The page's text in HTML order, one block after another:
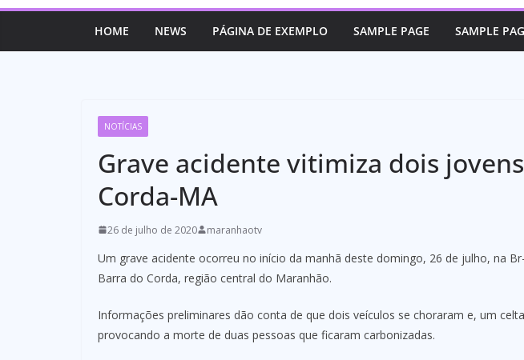
HOME NEWS PÁGINA DE EXEMPLO SAMPLE PAGE SAMPLE
NOTÍCIAS
Grave acidente vitimiza dois
Corda-MA
26 de julho de 2020 maranhaotv
Um grave acidente ocorreu no início da manhã deste domingo, 26 de julho, na
Barra do Corda, região central do Maranhão.
Informações preliminares dão conta de que dois veículos se choraram e, um
provocando a morte de duas pessoas que ficaram carbonizadas.